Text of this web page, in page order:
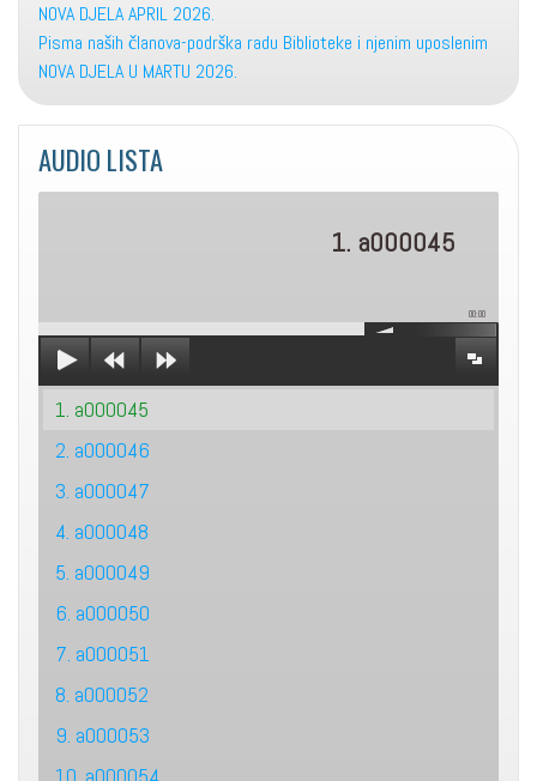
NOVA DJELA APRIL 2026.
Pisma naših članova-podrška radu Biblioteke i njenim uposlenim
NOVA DJELA U MARTU 2026.
AUDIO LISTA
1. a000045
00:00
1. a000045
2. a000046
3. a000047
4. a000048
5. a000049
6. a000050
7. a000051
8. a000052
9. a000053